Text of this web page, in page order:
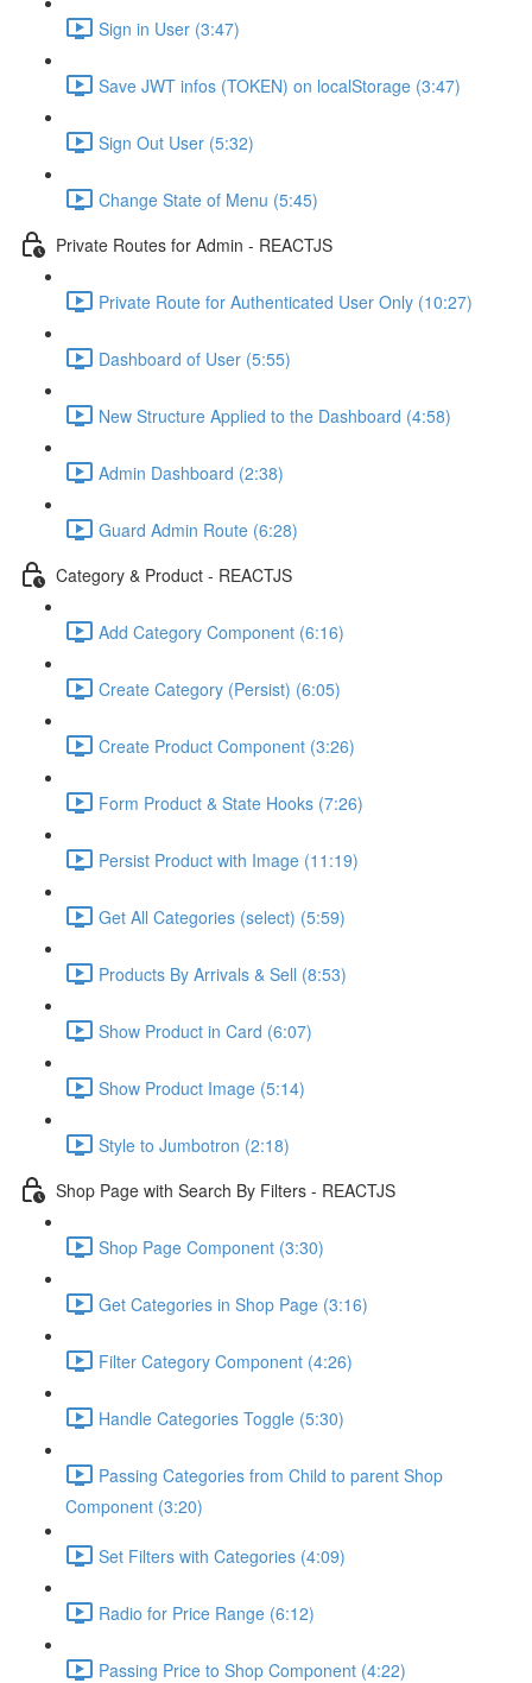
Sign in User (3:47)
Save JWT infos (TOKEN) on localStorage (3:47)
Sign Out User (5:32)
Change State of Menu (5:45)
Private Routes for Admin - REACTJS
Private Route for Authenticated User Only (10:27)
Dashboard of User (5:55)
New Structure Applied to the Dashboard (4:58)
Admin Dashboard (2:38)
Guard Admin Route (6:28)
Category & Product - REACTJS
Add Category Component (6:16)
Create Category (Persist) (6:05)
Create Product Component (3:26)
Form Product & State Hooks (7:26)
Persist Product with Image (11:19)
Get All Categories (select) (5:59)
Products By Arrivals & Sell (8:53)
Show Product in Card (6:07)
Show Product Image (5:14)
Style to Jumbotron (2:18)
Shop Page with Search By Filters - REACTJS
Shop Page Component (3:30)
Get Categories in Shop Page (3:16)
Filter Category Component (4:26)
Handle Categories Toggle (5:30)
Passing Categories from Child to parent Shop
Component (3:20)
Set Filters with Categories (4:09)
Radio for Price Range (6:12)
Passing Price to Shop Component (4:22)